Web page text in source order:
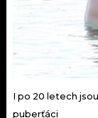
I po 20 letech
puberťáci